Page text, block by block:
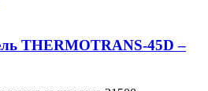
THERMOTRANS-45D –